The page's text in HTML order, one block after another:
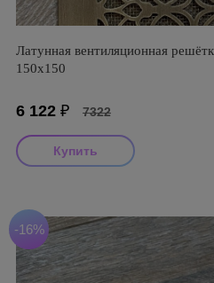
Латунная вентиляционная
150х150
6 122 ₽ 7322
-16%